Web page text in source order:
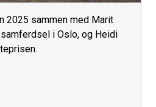
2025 sammen med Marit
i Oslo, og Heidi